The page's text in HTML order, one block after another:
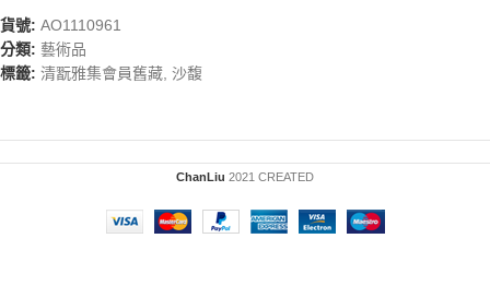
貨號: AO1110961
分類: 藝術品
標籤: 清翫雅集會員舊藏, 沙馥
ChanLiu 2021 CREATED